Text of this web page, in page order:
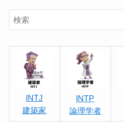
INTJ
建築家
INTP
論理学者